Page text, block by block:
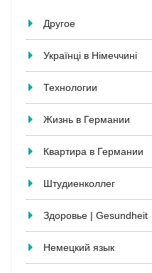
Другое
Українці в Німеччині
Технологии
Жизнь в Германии
Квартира в Германии
Штудиенколлег
Здоровье | Gesundheit
Немецкий язык